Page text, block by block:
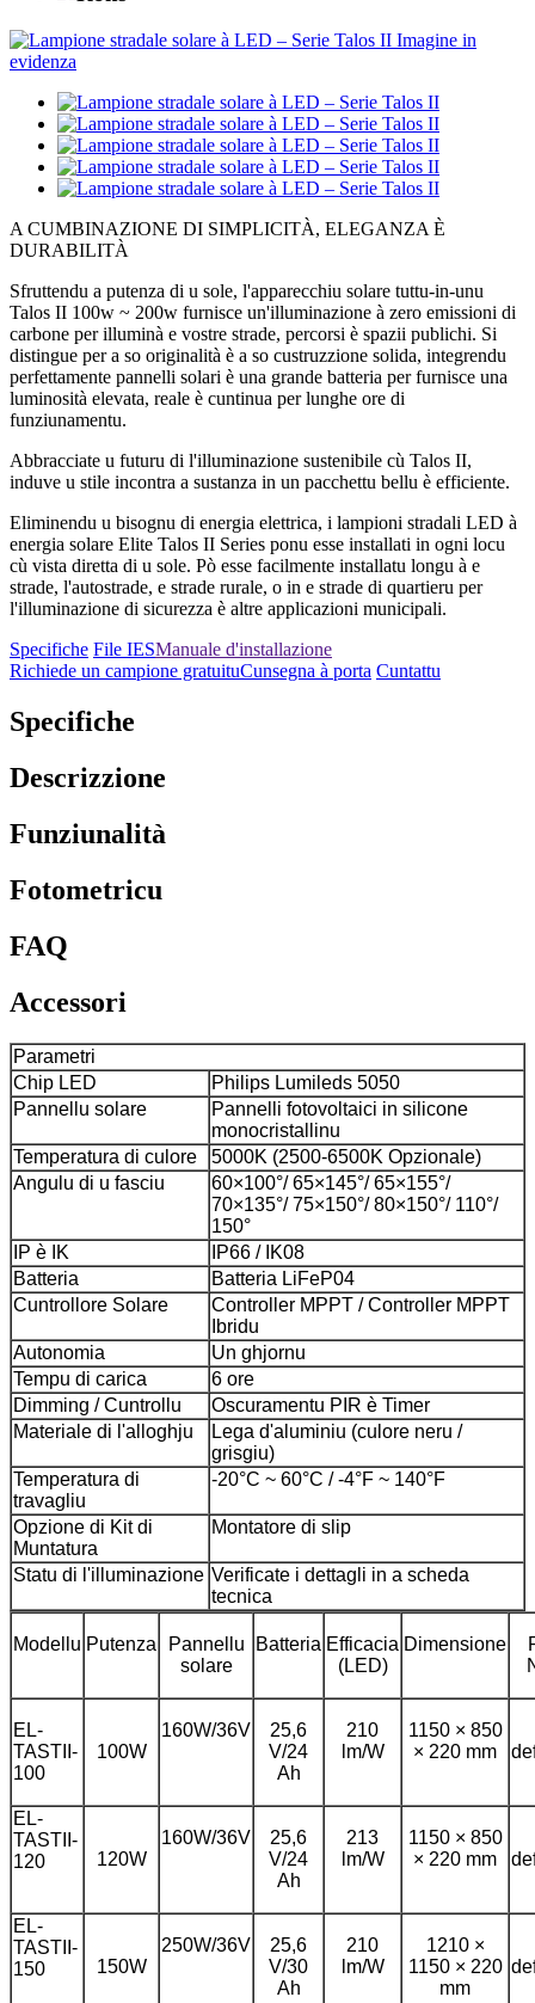
A CUMBINAZIONE DI SIMPLICITÀ, ELEGANZA È
DURABILITÀ
Sfruttendu a putenza di u sole, l'apparecchiu solare tuttu-in-unu
Talos II 100w ~ 200w furnisce un'illuminazione à zero emissioni di
carbone per illuminà e vostre strade, percorsi è spazii publichi. Si
distingue per a so originalità è a so custruzzione solida, integrendu
perfettamente pannelli solari è una grande batteria per furnisce una
luminosità elevata, reale è cuntinua per lunghe ore di
funziunamentu.
Abbracciate u futuru di l'illuminazione sustenibile cù Talos II,
induve u stile incontra a sustanza in un pacchettu bellu è efficiente.
Eliminendu u bisognu di energia elettrica, i lampioni stradali LED à
energia solare Elite Talos II Series ponu esse installati in ogni locu
cù vista diretta di u sole. Pò esse facilmente installatu longu à e
strade, l'autostrade, e strade rurale, o in e strade di quartieru per
l'illuminazione di sicurezza è altre applicazioni municipali.
Specifiche File IESManuale d'installazione
Richiede un campione gratuituCunsegna à porta Cuntattu
Specifiche
Descrizzione
Funziunalità
Fotometricu
FAQ
Accessori
Parametri
Chip LED
Philips Lumileds 5050
Pannellu solare
Pannelli fotovoltaici in silicone
monocristallinu
Temperatura di culore
5000K (2500-6500K Opzionale)
Angulu di u fasciu
60×100°/ 65×145°/ 65×155°/
70×135°/ 75×150°/ 80×150°/ 110°/
150°
IP è IK
IP66 / IK08
Batteria
Batteria LiFeP04
Cuntrollore Solare
Controller MPPT / Controller MPPT
Ibridu
Autonomia
Un ghjornu
Tempu di carica
6 ore
Dimming / Cuntrollu
Oscuramentu PIR è Timer
Materiale di l'alloghju
Lega d'aluminiu (culore neru /
grisgiu)
Temperatura di
travagliu
-20°C ~ 60°C / -4°F ~ 140°F
Opzione di Kit di
Muntatura
Montatore di slip
Statu di l'illuminazione Verificate i dettagli in a scheda
tecnica
Modellu Putenza
Pannellu
solare
Batteria Efficacia
(LED)
Dimensione
EL-
TASTII-
100
100W
160W/36V
25,6
V/24
Ah
210
lm/W
1150 × 850
× 220 mm
EL-
TASTII-
120
120W
160W/36V
25,6
V/24
Ah
213
lm/W
1150 × 850
× 220 mm
EL-
TASTII-
150
150W
250W/36V
25,6
V/30
Ah
210
lm/W
1210 ×
1150 × 220
mm